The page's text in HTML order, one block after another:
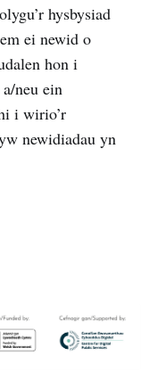
hysbysiad
ei newid o
hon i
neu ein
i wirio’r
newidiadau yn